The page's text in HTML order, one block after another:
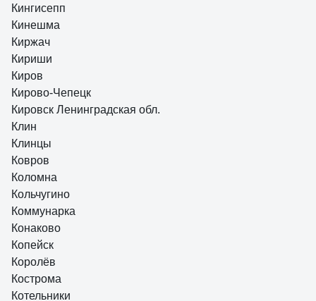
Кингисепп
Кинешма
Киржач
Кириши
Киров
Кирово-Чепецк
Кировск Ленинградская обл.
Клин
Клинцы
Ковров
Коломна
Кольчугино
Коммунарка
Конаково
Копейск
Королёв
Кострома
Котельники